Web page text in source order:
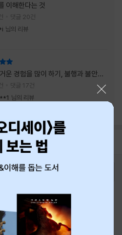
이해한다는 것
댓글 20건
님의 리뷰
운 경험을 많이 하기, 불행과 불안을
말기, 그리고 좋은 사람을 많이 만나
댓글 17건
님의 리뷰
근 본 상품
켓 1544-6399
중고샵 1566-4295
문의/채팅상담
주) 사업자 정보
처리방침 청소년보호정책